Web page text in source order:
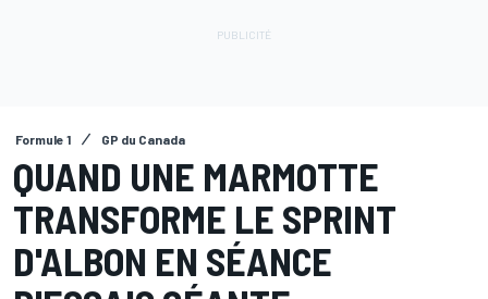
Formule 1 GP du Canada
QUAND UNE MARMOTTE
TRANSFORME LE SPRINT
D'ALBON EN SÉANCE